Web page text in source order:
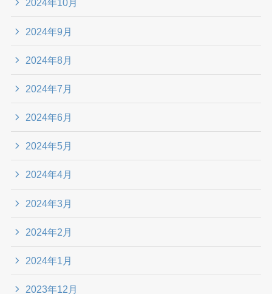
2024年10月
2024年9月
2024年8月
2024年7月
2024年6月
2024年5月
2024年4月
2024年3月
2024年2月
2024年1月
2023年12月